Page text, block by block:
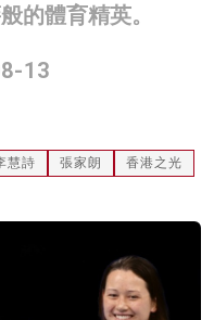
的體育精英。
13
慧詩 張家朗
香港之光